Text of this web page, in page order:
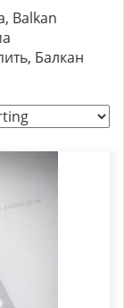
Balkan
Балкан